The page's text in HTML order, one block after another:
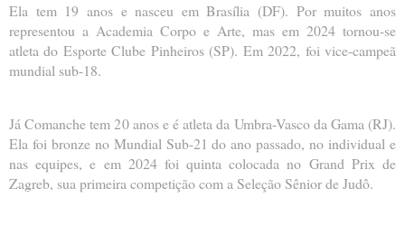
Ela tem 19 anos e nasceu em Brasília (DF). Por muitos anos
representou a Academia Corpo e Arte, mas em 2024 tornou-se
atleta do Esporte Clube Pinheiros (SP). Em 2022, foi vice-campeã
mundial sub-18.
Já Comanche tem 20 anos e é atleta da Umbra-Vasco da Gama (RJ).
Ela foi bronze no Mundial Sub-21 do ano passado, no individual e
nas equipes, e em 2024 foi quinta colocada no Grand Prix de
Zagreb, sua primeira competição com a Seleção Sênior de Judô.